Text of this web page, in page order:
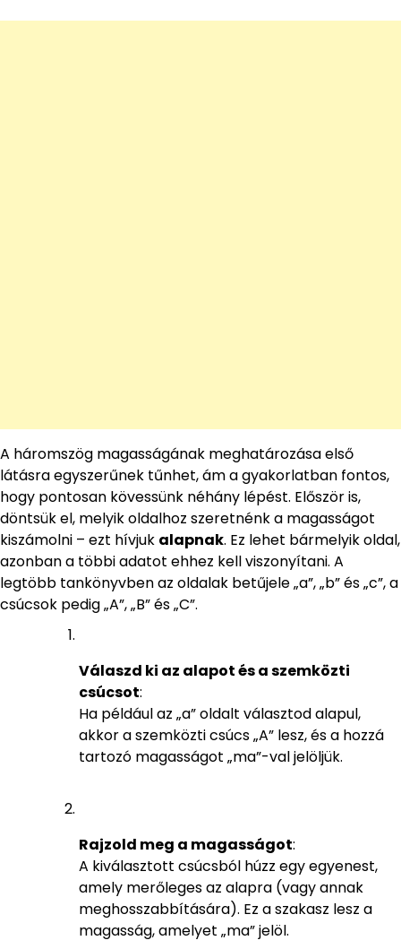
A háromszög magasságának meghatározása első
látásra egyszerűnek tűnhet, ám a gyakorlatban fontos,
hogy pontosan kövessünk néhány lépést. Először is,
döntsük el, melyik oldalhoz szeretnénk a magasságot
kiszámolni – ezt hívjuk alapnak. Ez lehet bármelyik oldal,
azonban a többi adatot ehhez kell viszonyítani. A
legtöbb tankönyvben az oldalak betűjele „a”, „b” és „c”, a
csúcsok pedig „A”, „B” és „C”.
Válaszd ki az alapot és a szemközti
csúcsot:
Ha például az „a” oldalt választod alapul,
akkor a szemközti csúcs „A” lesz, és a hozzá
tartozó magasságot „ma”-val jelöljük.
Rajzold meg a magasságot:
A kiválasztott csúcsból húzz egy egyenest,
amely merőleges az alapra (vagy annak
meghosszabbítására). Ez a szakasz lesz a
magasság, amelyet „ma” jelöl.